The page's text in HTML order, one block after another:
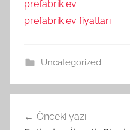
prefabrik ev
prefabrik ev fiyatları
Uncategorized
gezinmesi
Önceki yazı